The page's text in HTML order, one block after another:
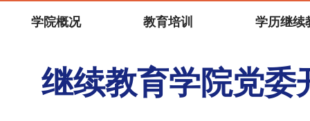
学院概况 教育培训 学历继续
继续教育学院党委